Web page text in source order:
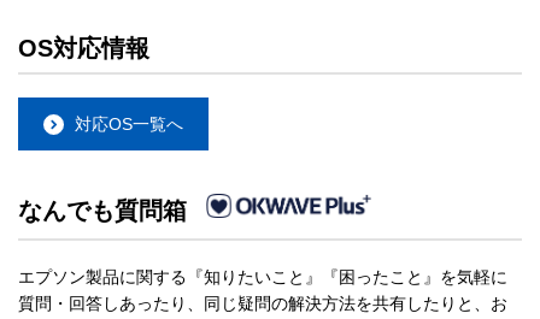
OS対応情報
対応OS一覧へ
なんでも質問箱
エプソン製品に関する『知りたいこと』『困ったこと』を気軽に
質問・回答しあったり、同じ疑問の解決方法を共有したりと、お